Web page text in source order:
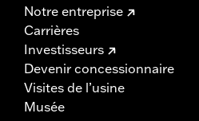
Notre entreprise
Carrières
Investisseurs
Devenir concessionnaire
Visites de l’usine
Musée